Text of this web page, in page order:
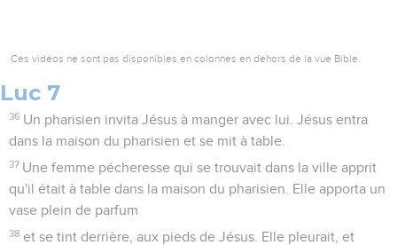
Ces vidéos ne sont pas disponibles en colonnes en dehors de la vue Bible.
Luc 7
36 Un pharisien invita Jésus à manger avec lui. Jésus entra
dans la maison du pharisien et se mit à table.
37 Une femme pécheresse qui se trouvait dans la ville apprit
qu'il était à table dans la maison du pharisien. Elle apporta un
vase plein de parfum
38 et se tint derrière, aux pieds de Jésus. Elle pleurait, et